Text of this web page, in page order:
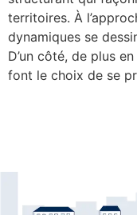
territoires. À
dynamiques se
D’un côté, de plus
font le choix de se